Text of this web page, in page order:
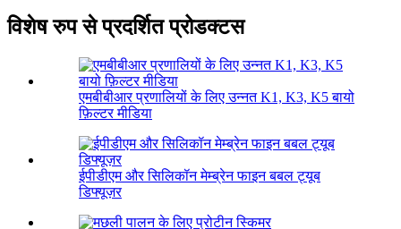
विशेष रुप से प्रदर्शित प्रोडक्टस
एमबीबीआर प्रणालियों के लिए उन्नत K1, K3, K5 बायो
फ़िल्टर मीडिया
ईपीडीएम और सिलिकॉन मेम्ब्रेन फाइन बबल ट्यूब
डिफ्यूज़र